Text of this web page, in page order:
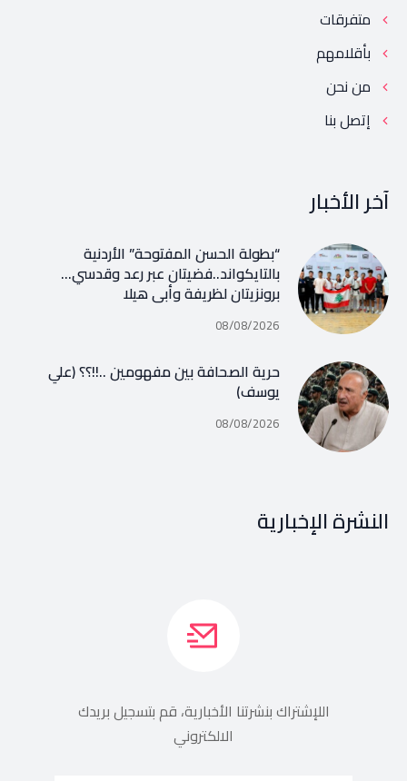
متفرقات
بأقلامهم
من نحن
إتصل بنا
آخر الأخبار
“بطولة الحسن المفتوحة” الأردنية
بالتايكواند..فضيتان عبر رعد وقدسي…
برونزيتان لظريفة وأبي هيلا
08/08/2026
حرية الصحافة بين مفهومين ..!!؟؟ (علي
يوسف)
08/08/2026
النشرة الإخبارية
اللإشتراك بنشرتنا الأخبارية، قم بتسجيل بريدك
الالكتروني